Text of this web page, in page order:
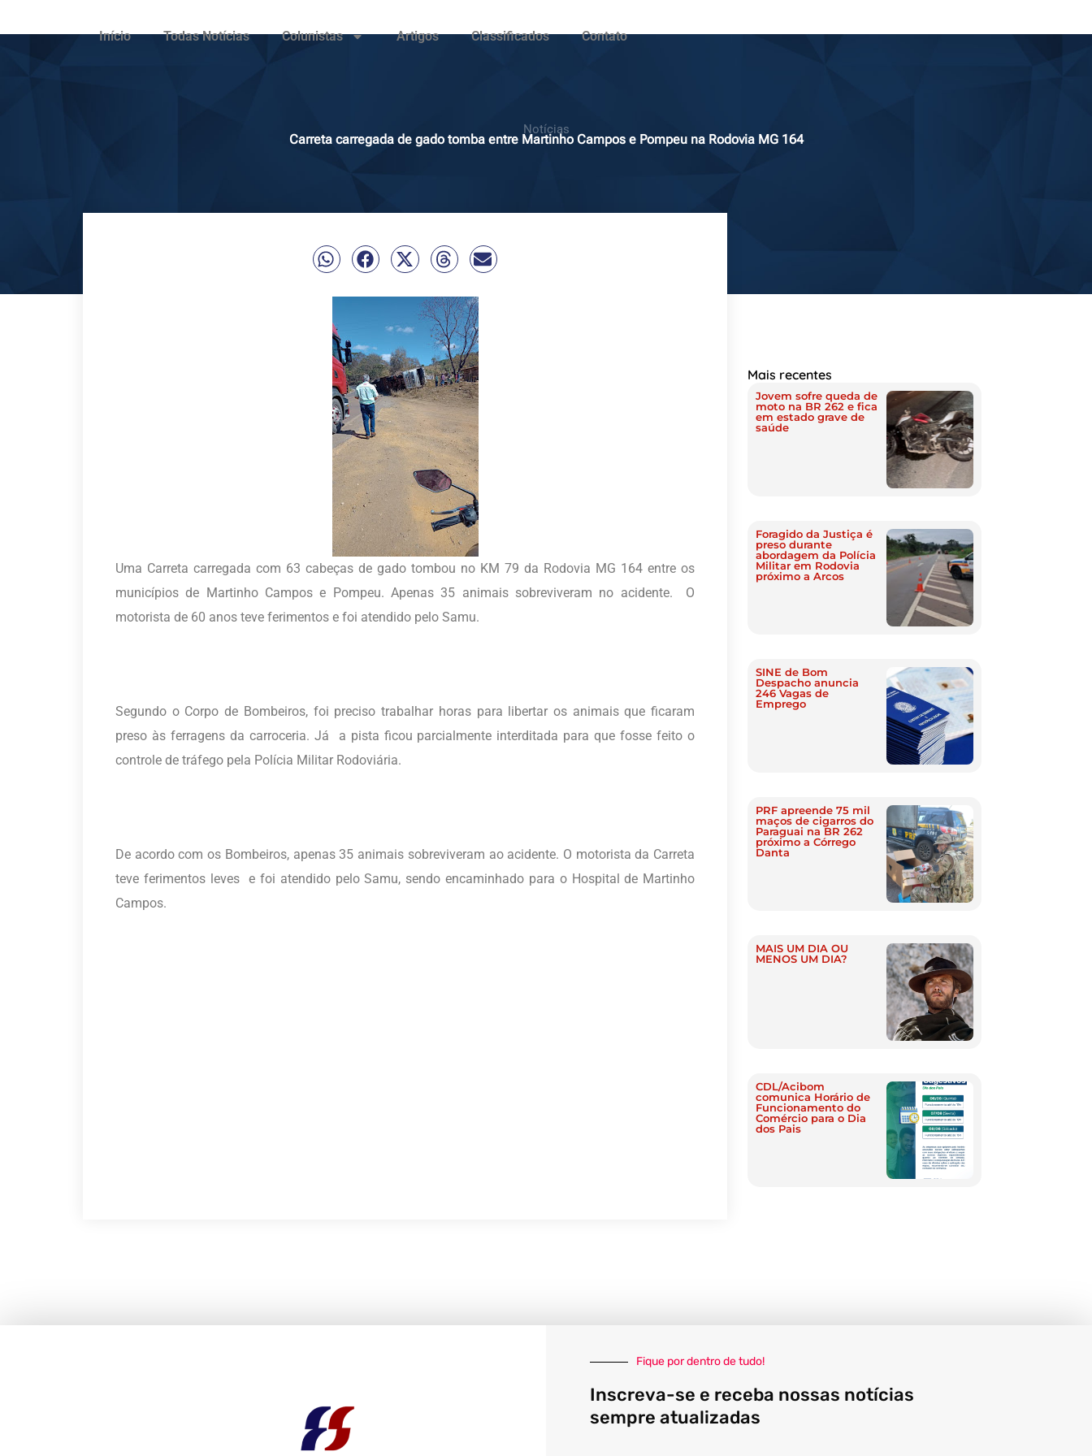
Início Todas Notícias Colunistas Artigos Classificados Contato
Notícias
Carreta carregada de gado tomba entre Martinho Campos e Pompeu na Rodovia MG 164
Uma Carreta carregada com 63 cabeças de gado tombou no KM 79 da Rodovia MG 164 entre os
municípios de Martinho Campos e Pompeu. Apenas 35 animais sobreviveram no acidente. O
motorista de 60 anos teve ferimentos e foi atendido pelo Samu.
Segundo o Corpo de Bombeiros, foi preciso trabalhar horas para libertar os animais que ficaram
preso às ferragens da carroceria. Já a pista ficou parcialmente interditada para que fosse feito o
controle de tráfego pela Polícia Militar Rodoviária.
De acordo com os Bombeiros, apenas 35 animais sobreviveram ao acidente. O motorista da Carreta
teve ferimentos leves e foi atendido pelo Samu, sendo encaminhado para o Hospital de Martinho
Campos.
Mais recentes
Jovem sofre queda de
moto na BR 262 e fica
em estado grave de
saúde
Foragido da Justiça é
preso durante
abordagem da Polícia
Militar em Rodovia
próximo a Arcos
SINE de Bom
Despacho anuncia
246 Vagas de
Emprego
PRF apreende 75 mil
maços de cigarros do
Paraguai na BR 262
próximo a Córrego
Danta
MAIS UM DIA OU
MENOS UM DIA?
CDL/Acibom
comunica Horário de
Funcionamento do
Comércio para o Dia
dos Pais
Fique por dentro de tudo!
Inscreva-se e receba nossas notícias
sempre atualizadas